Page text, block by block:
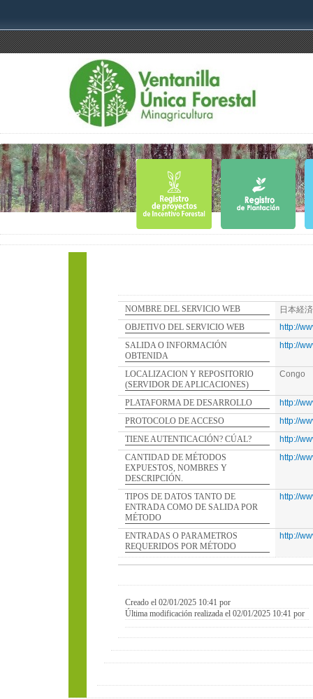
NOMBRE DEL SERVICIO WEB
日本経
OBJETIVO DEL SERVICIO WEB
http://
SALIDA O INFORMACIÓN
OBTENIDA
http://
LOCALIZACION Y REPOSITORIO
(SERVIDOR DE APLICACIONES)
Congo
PLATAFORMA DE DESARROLLO
http://
PROTOCOLO DE ACCESO
http://
TIENE AUTENTICACIÓN? CÚAL?
http://
CANTIDAD DE MÉTODOS
EXPUESTOS, NOMBRES Y
DESCRIPCIÓN.
http://
TIPOS DE DATOS TANTO DE
ENTRADA COMO DE SALIDA POR
MÉTODO
http://
ENTRADAS O PARAMETROS
REQUERIDOS POR MÉTODO
http://
Creado el 02/01/2025 10:41 por
Última modificación realizada el 02/01/2025 10:41 por